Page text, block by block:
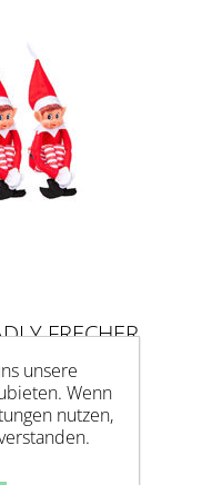
FRECHER
unsere
Wenn
nutzen,